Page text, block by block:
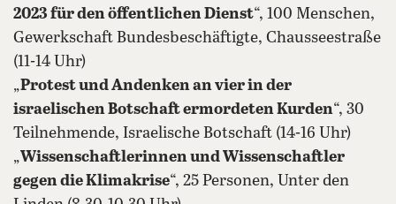
2023 für den öffentlichen Dienst“, 100 Menschen,
Gewerkschaft Bundesbeschäftigte, Chausseestraße
(11-14 Uhr)
„Protest und Andenken an vier in der
israelischen Botschaft ermordeten Kurden“, 30
Teilnehmende, Israelische Botschaft (14-16 Uhr)
„Wissenschaftlerinnen und Wissenschaftler
gegen die Klimakrise“, 25 Personen, Unter den